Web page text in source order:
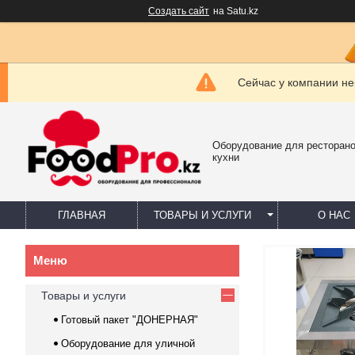
Создать сайт на Satu.kz
Сейчас у компании
Оборудование для
кухни
ГЛАВНАЯ ТОВАРЫ И УСЛУГИ О НАС
Товары и услуги
Готовый пакет "ДОНЕРНАЯ"
Оборудование для уличной